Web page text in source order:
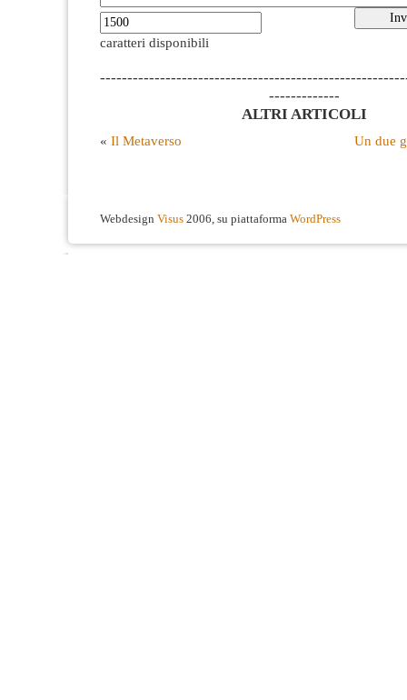
caratteri disponibili
-------------
ALTRI ARTICOLI
« Il Metaverso Un due
Webdesign Visus 2006, su piattaforma WordPress